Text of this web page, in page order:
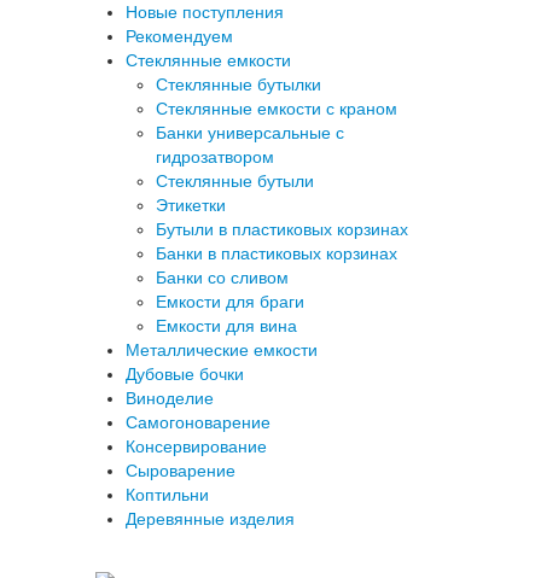
Новые поступления
Рекомендуем
Стеклянные емкости
Стеклянные бутылки
Стеклянные емкости с краном
Банки универсальные с
гидрозатвором
Стеклянные бутыли
Этикетки
Бутыли в пластиковых корзинах
Банки в пластиковых корзинах
Банки со сливом
Емкости для браги
Емкости для вина
Металлические емкости
Дубовые бочки
Виноделие
Самогоноварение
Консервирование
Сыроварение
Коптильни
Деревянные изделия